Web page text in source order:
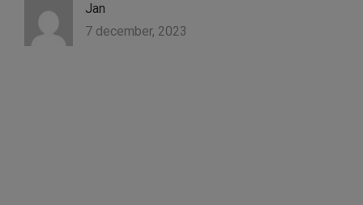
Jan
7 december, 2023